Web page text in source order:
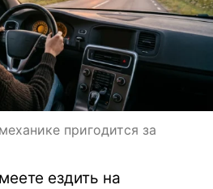
пригодится за
ездить на